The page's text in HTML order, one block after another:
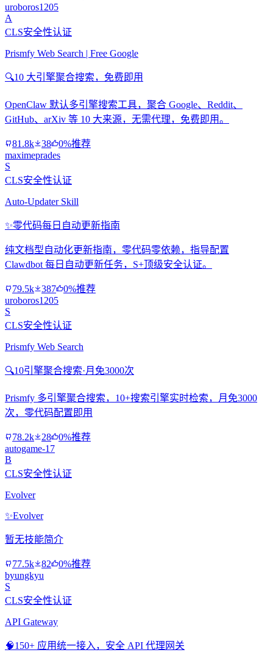
uroboros1205
A
CLS安全性认证
Prismfy Web Search | Free Google
🔍10 大引擎聚合搜索，免费即用
OpenClaw 默认多引擎搜索工具，聚合 Google、Reddit、
GitHub、arXiv 等 10 大来源，无需代理，免费即用。
81.8k 38
0%推荐
maximeprades
S
CLS安全性认证
Auto-Updater Skill
✨零代码每日自动更新指南
纯文档型自动化更新指南，零代码零依赖，指导配置
Clawdbot 每日自动更新任务，S+顶级安全认证。
79.5k 387
0%推荐
uroboros1205
S
CLS安全性认证
Prismfy Web Search
🔍10引擎聚合搜索·月免3000次
Prismfy 多引擎聚合搜索，10+搜索引擎实时检索，月免3000
次，零代码配置即用
78.2k 28
0%推荐
autogame-17
B
CLS安全性认证
Evolver
✨Evolver
暂无技能简介
77.5k 82
0%推荐
byungkyu
S
CLS安全性认证
API Gateway
🧠150+ 应用统一接入，安全 API 代理网关